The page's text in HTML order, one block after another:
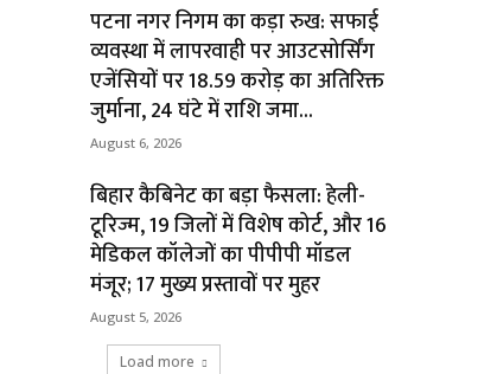
पटना नगर निगम का कड़ा रुख: सफाई
व्यवस्था में लापरवाही पर आउटसोर्सिंग
एजेंसियों पर ₹18.59 करोड़ का अतिरिक्त
जुर्माना, 24 घंटे में राशि जमा...
August 6, 2026
बिहार कैबिनेट का बड़ा फैसला: हेली-
टूरिज्म, 19 जिलों में विशेष कोर्ट, और 16
मेडिकल कॉलेजों का पीपीपी मॉडल
मंजूर; 17 मुख्य प्रस्तावों पर मुहर
August 5, 2026
Load more